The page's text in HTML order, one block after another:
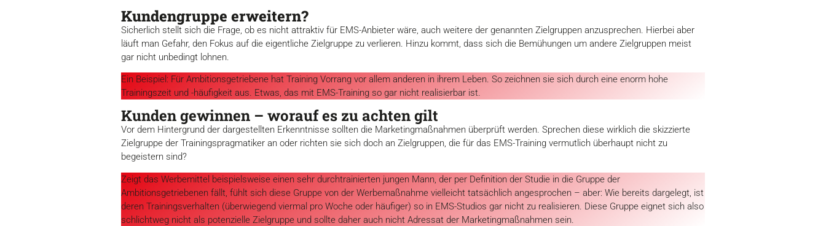
Kundengruppe erweitern?
Sicherlich stellt sich die Frage, ob es nicht attraktiv für EMS-Anbieter wäre, auch weitere der genannten Zielgruppen anzusprechen. Hierbei aber
läuft man Gefahr, den Fokus auf die eigentliche Zielgruppe zu verlieren. Hinzu kommt, dass sich die Bemühungen um andere Zielgruppen meist
gar nicht unbedingt lohnen.
Ein Beispiel: Für Ambitionsgetriebene hat Training Vorrang vor allem anderen in ihrem Leben. So zeichnen sie sich durch eine enorm hohe
Trainingszeit und -häufigkeit aus. Etwas, das mit EMS-Training so gar nicht realisierbar ist.
Kunden gewinnen – worauf es zu achten gilt
Vor dem Hintergrund der dargestellten Erkenntnisse sollten die Marketingmaßnahmen überprüft werden. Sprechen diese wirklich die skizzierte
Zielgruppe der Trainingspragmatiker an oder richten sie sich doch an Zielgruppen, die für das EMS-Training vermutlich überhaupt nicht zu
begeistern sind?
Zeigt das Werbemittel beispielsweise einen sehr durchtrainierten jungen Mann, der per Definition der Studie in die Gruppe der
Ambitionsgetriebenen fällt, fühlt sich diese Gruppe von der Werbemaßnahme vielleicht tatsächlich angesprochen – aber: Wie bereits dargelegt, ist
deren Trainingsverhalten (überwiegend viermal pro Woche oder häufiger) so in EMS-Studios gar nicht zu realisieren. Diese Gruppe eignet sich also
schlichtweg nicht als potenzielle Zielgruppe und sollte daher auch nicht Adressat der Marketingmaßnahmen sein.